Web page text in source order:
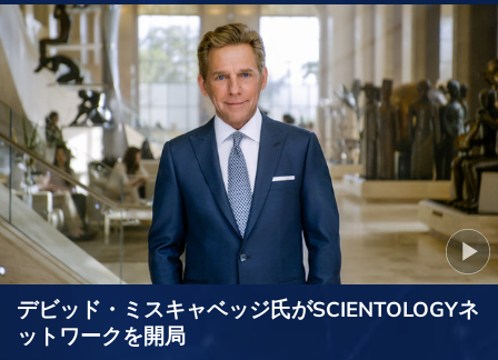
デビッド・ミスキャベッジ氏がSCIENTOLOGYネ
ットワークを開局